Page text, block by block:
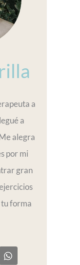
a
a
alegra
por mi
gran
forma
W
h